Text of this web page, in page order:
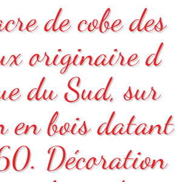
de cobe des
originaire d
du Sud, sur
en bois datant
Décoration